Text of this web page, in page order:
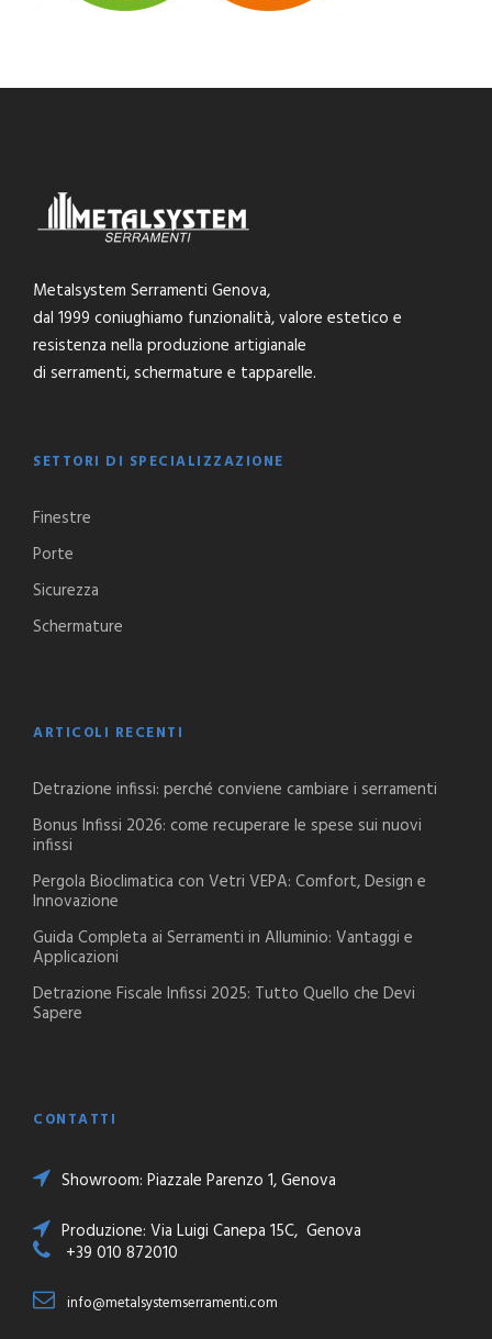
Metalsystem Serramenti Genova,
dal 1999 coniughiamo funzionalità, valore estetico e
resistenza nella produzione artigianale
di serramenti, schermature e tapparelle.
SETTORI DI SPECIALIZZAZIONE
Finestre
Porte
Sicurezza
Schermature
ARTICOLI RECENTI
Detrazione infissi: perché conviene cambiare i serramenti
Bonus Infissi 2026: come recuperare le spese sui nuovi
infissi
Pergola Bioclimatica con Vetri VEPA: Comfort, Design e
Innovazione
Guida Completa ai Serramenti in Alluminio: Vantaggi e
Applicazioni
Detrazione Fiscale Infissi 2025: Tutto Quello che Devi
Sapere
CONTATTI
Showroom: Piazzale Parenzo 1, Genova
Produzione: Via Luigi Canepa 15C, Genova
+39 010 872010
info@metalsystemserramenti.com